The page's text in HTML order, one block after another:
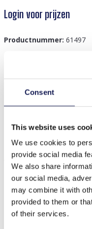
Consent
This website uses
We use cookies to
provide social media
We also share
our social media,
may combine it with
provided to them or
of their services.
Login voor prijzen
Productnummer: 61497
Beschrijving
Anderen kochten ook